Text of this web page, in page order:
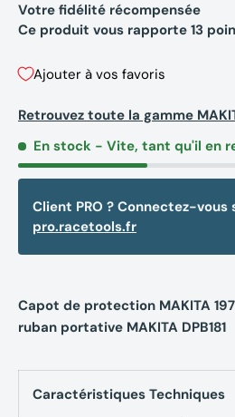
Votre fidélité récompensée
Ce produit vous rapporte 13
Ajouter à vos favoris
Retrouvez toute la gamme
En stock - Vite, tant qu'il en
Client PRO ? Connectez-vous
pro.racetools.fr
Capot de protection MAKITA
ruban portative MAKITA DPB181
Caractéristiques Techniques